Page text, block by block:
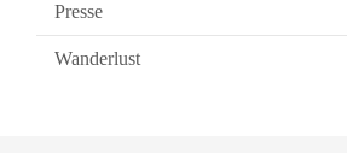
Presse
Wanderlust